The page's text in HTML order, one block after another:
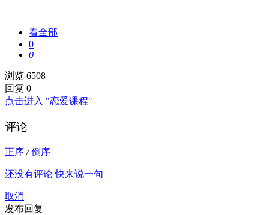
看全部
0
0
浏览 6508
回复 0
点击进入 "恋爱课程"
评论
正序 / 倒序
还没有评论 快来说一句
取消
发布回复